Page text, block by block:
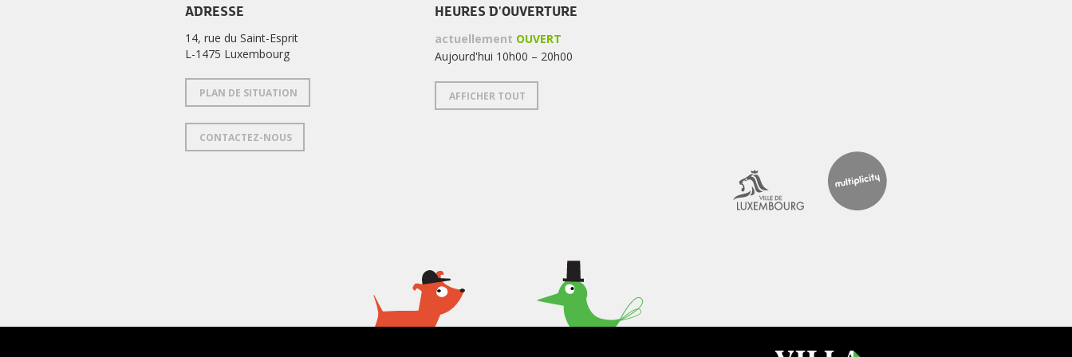
ADRESSE
14, rue du Saint-Esprit
L-1475 Luxembourg
PLAN DE SITUATION
CONTACTEZ-NOUS
HEURES D'OUVERTURE
actuellement OUVERT
Aujourd'hui 10h00 – 20h00
AFFICHER TOUT